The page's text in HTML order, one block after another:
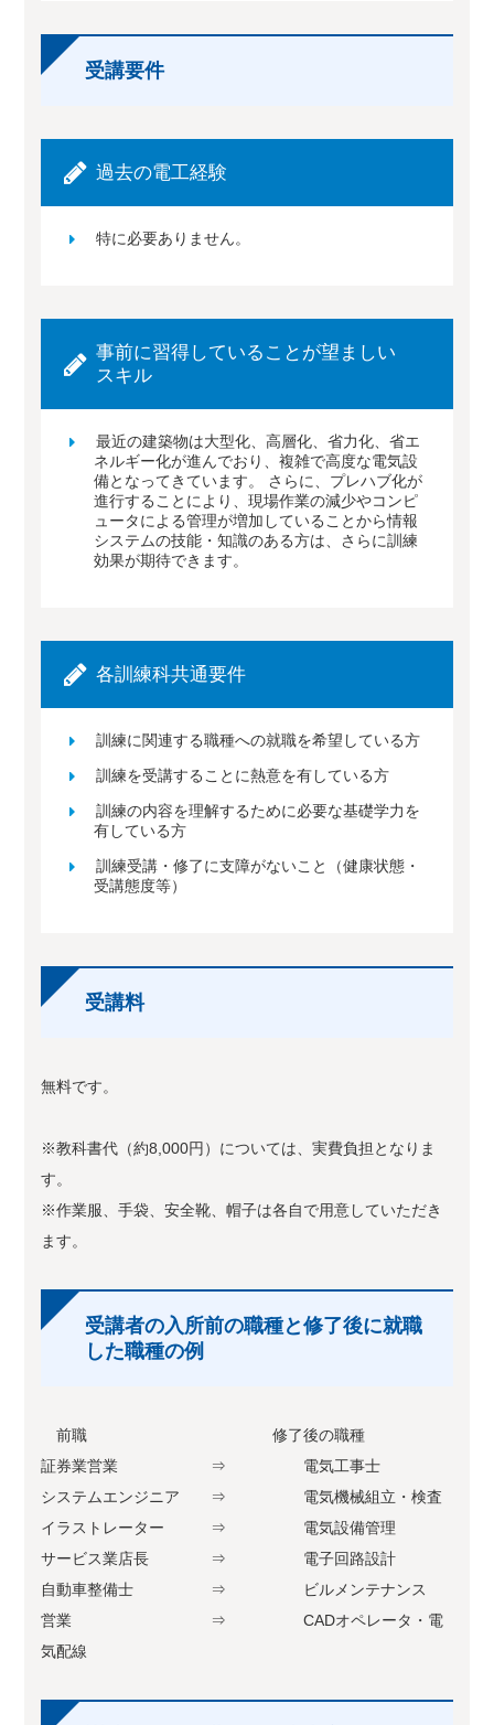
受講要件
過去の電工経験
特に必要ありません。
事前に習得していることが望ましい
スキル
最近の建築物は大型化、高層化、省力化、省エ
ネルギー化が進んでおり、複雑で高度な電気設
備となってきています。 さらに、プレハブ化が
進行することにより、現場作業の減少やコンピ
ュータによる管理が増加していることから情報
システムの技能・知識のある方は、さらに訓練
効果が期待できます。
各訓練科共通要件
訓練に関連する職種への就職を希望している方
訓練を受講することに熱意を有している方
訓練の内容を理解するために必要な基礎学力を
有している方
訓練受講・修了に支障がないこと（健康状態・
受講態度等）
受講料
無料です。
※教科書代（約8,000円）については、実費負担となりま
す。
※作業服、手袋、安全靴、帽子は各自で用意していただき
ます。
受講者の入所前の職種と修了後に就職
した職種の例
前職 修了後の職種
証券業営業 ⇒ 電気工事士
システムエンジニア ⇒ 電気機械組立・検査
イラストレーター ⇒ 電気設備管理
サービス業店長 ⇒ 電子回路設計
自動車整備士 ⇒ ビルメンテナンス
営業 ⇒ CADオペレータ・電
気配線